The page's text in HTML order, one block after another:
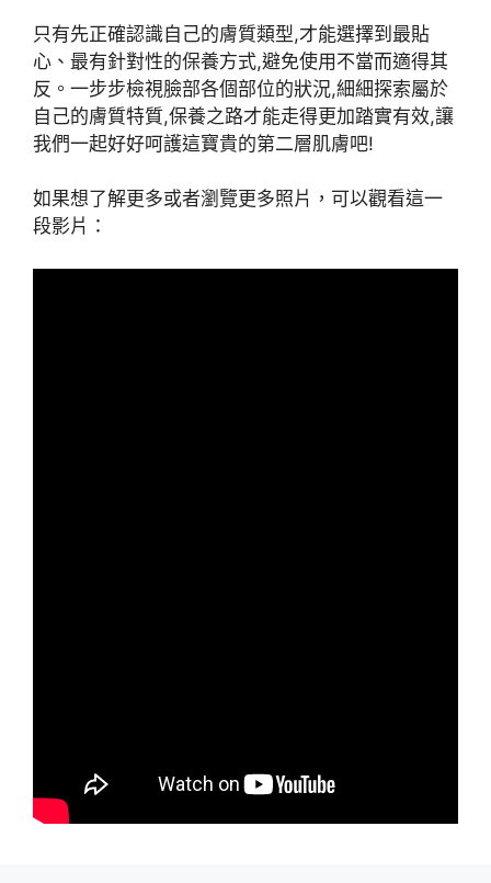
只有先正確認識自己的膚質類型,才能選擇到最貼
心、最有針對性的保養方式,避免使用不當而適得其
反。一步步檢視臉部各個部位的狀況,細細探索屬於
自己的膚質特質,保養之路才能走得更加踏實有效,讓
我們一起好好呵護這寶貴的第二層肌膚吧!
如果想了解更多或者瀏覽更多照片，可以觀看這一
段影片：